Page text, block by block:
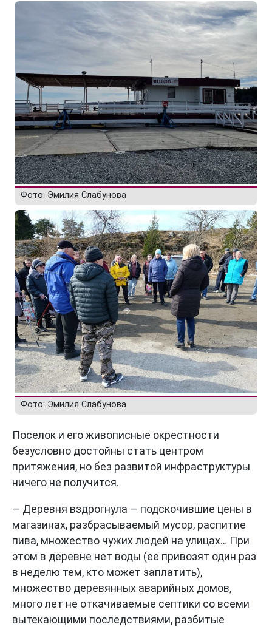
Фото: Эмилия Слабунова
Фото: Эмилия Слабунова
Поселок и его живописные окрестности
безусловно достойны стать центром
притяжения, но без развитой инфраструктуры
ничего не получится.
— Деревня вздрогнула — подскочившие цены в
магазинах, разбрасываемый мусор, распитие
пива, множество чужих людей на улицах… При
этом в деревне нет воды (ее привозят один раз
в неделю тем, кто может заплатить),
множество деревянных аварийных домов,
много лет не откачиваемые септики со всеми
вытекающими последствиями, разбитые